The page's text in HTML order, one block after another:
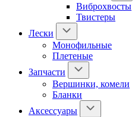
Виброхвосты
Твистеры
Лески
Монофильные
Плетеные
Запчасти
Вершинки, комели
Бланки
Аксессуары